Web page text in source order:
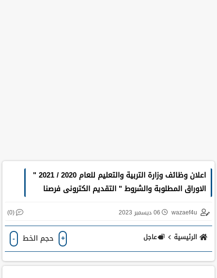
اعلان وظائف وزارة التربية والتعليم للعام 2020 / 2021 "
الاوراق المطلوبة والشروط " التقديم الكترونى فرصنا
wazaef4u 06 ديسمبر 2023 (0)
الرئيسية عاجل + حجم الخط -